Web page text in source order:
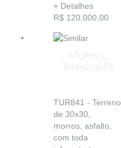
+ Detalhes
R$ 120.000,00
Morros,
Teresina-PI
TUR841 - Terreno
de 30x30,
morros, asfalto,
com toda